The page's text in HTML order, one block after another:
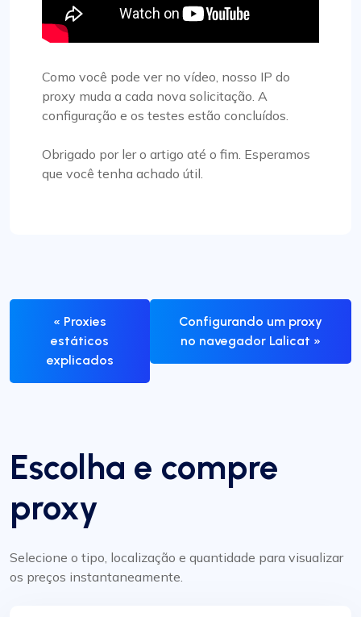
Como você pode ver no vídeo, nosso IP do
proxy muda a cada nova solicitação. A
configuração e os testes estão concluídos.
Obrigado por ler o artigo até o fim. Esperamos
que você tenha achado útil.
« Proxies
estáticos
explicados
Configurando um proxy
no navegador Lalicat »
Escolha e compre
proxy
Selecione o tipo, localização e quantidade para visualizar
os preços instantaneamente.